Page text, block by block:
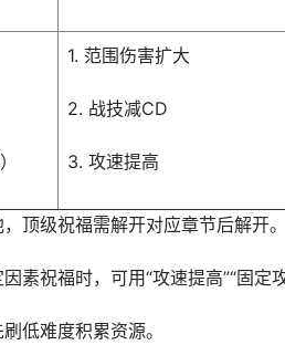
1. 范围伤害扩大
2. 战技减CD
3. 攻速提高
顶级祝福需解开对应章节后解开。
祝福时，可用“攻速提高”“固定
低难度积累资源。